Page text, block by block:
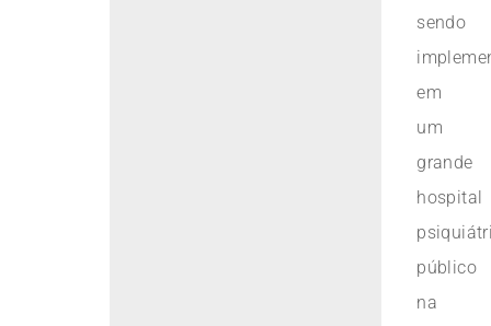
sendo
em
um
grande
hospital
público
na